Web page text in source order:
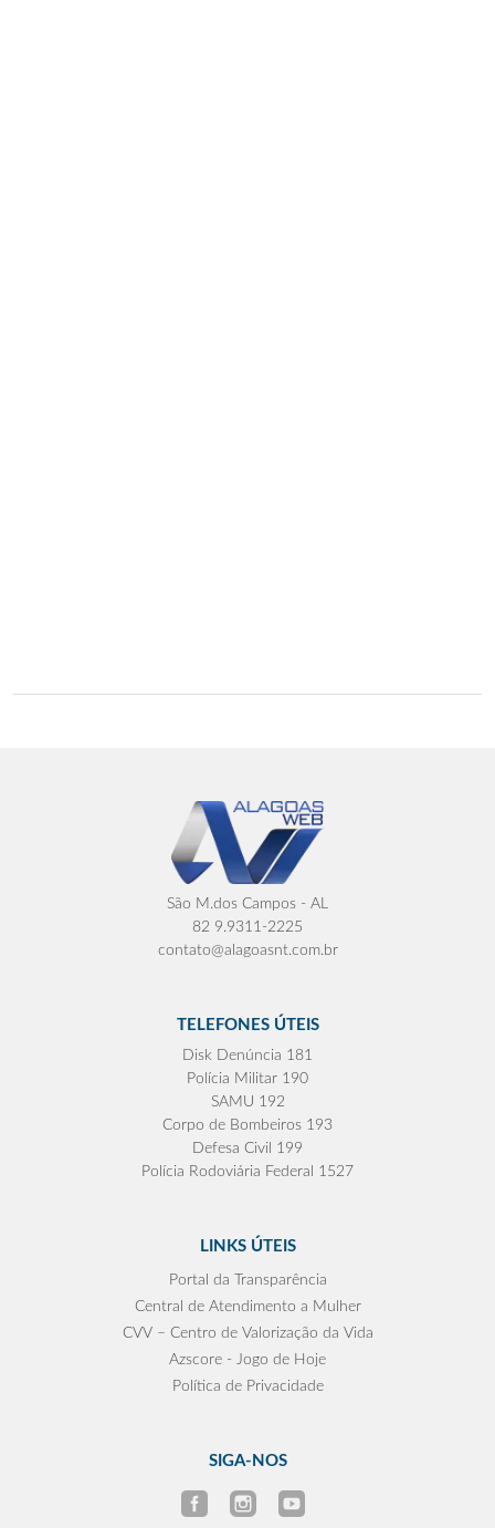
São M.dos Campos - AL
82 9.9311-2225
contato@alagoasnt.com.br
TELEFONES ÚTEIS
Disk Denúncia 181
Polícia Militar 190
SAMU 192
Corpo de Bombeiros 193
Defesa Civil 199
Polícia Rodoviária Federal 1527
LINKS ÚTEIS
Portal da Transparência
Central de Atendimento a Mulher
CVV – Centro de Valorização da Vida
Azscore - Jogo de Hoje
Política de Privacidade
SIGA-NOS